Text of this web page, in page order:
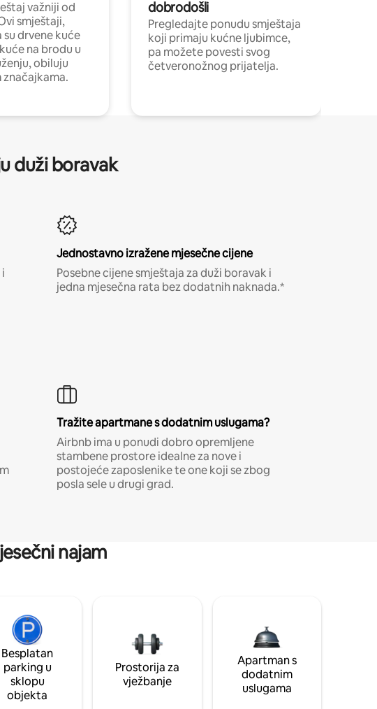
važniji od
smještaji,
drvene kuće
na brodu u
obiluju
dobrodošli
Pregledajte ponudu smještaja
koji primaju kućne ljubimce,
pa možete povesti svog
četveronožnog prijatelja.
duži boravak
Jednostavno izražene mjesečne cijene
Posebne cijene smještaja za duži boravak i
jedna mjesečna rata bez dodatnih naknada.*
Tražite apartmane s dodatnim uslugama?
Airbnb ima u ponudi dobro opremljene
stambene prostore idealne za nove i
postojeće zaposlenike te one koji se zbog
posla sele u drugi grad.
najam
Besplatan
parking u
sklopu
objekta
Prostorija za
vježbanje
Apartman s
dodatnim
uslugama